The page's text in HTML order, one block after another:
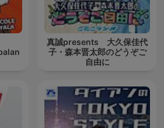
真誠presents 大久保佳代
子・森本晋太郎のどうぞご
自由に